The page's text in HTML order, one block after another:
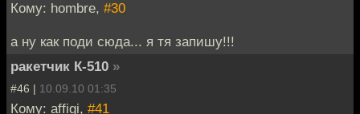
Кому: hombre, #30
а ну как поди сюда... я тя запишу!!!
ракетчик К-510 »
#46 | 10.09.10 01:35
Кому: affigi, #41